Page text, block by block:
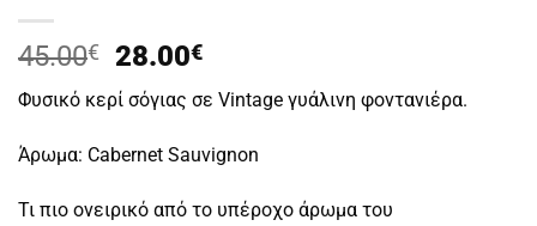
45.00€
Original
price
was:
45.00€.
28.00€Η
τρέχουσα
τιμή
είναι:
28.00€.
Φυσικό κερί σόγιας σε Vintage γυάλινη φοντανιέρα.
Άρωμα: Cabernet Sauvignon
Τι πιο ονειρικό από το υπέροχο άρωμα του